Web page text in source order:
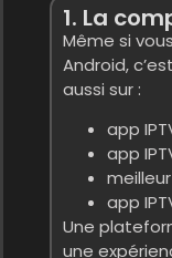
1. La
Même si
Android,
aussi sur :
app
app
app
Une
une